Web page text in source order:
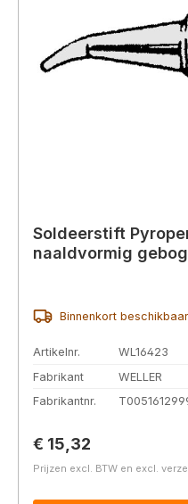
Soldeerstift
naaldvormig
Binnenkort beschikbaar
Artikelnr.
WL16423
Fabrikant
WELLER
Fabrikantnr.
Normale prijs:
€ 15,32
Prijzen excl. BTW en excl.